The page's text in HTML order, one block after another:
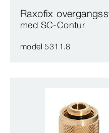
Raxofix
med SC‑Contur
model 5311.8